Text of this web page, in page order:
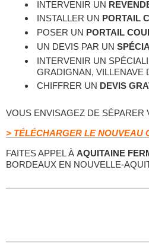
INTERVENIR UN
INSTALLER UN PORTAIL
POSER UN PORTAIL
UN DEVIS PAR UN
INTERVENIR UN
GRADIGNAN, VILLENAVE
CHIFFRER UN DEVIS
VOUS ENVISAGEZ DE SÉPARER
> TÉLÉCHARGER LE NOUVEAU
FAITES APPEL À AQUITAINE
BORDEAUX EN NOUVELLE-